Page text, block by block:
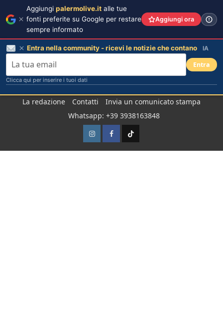
La redazione Contatti
Invia un comunicato stampa
Whatsapp: +39 3938163848
InstagramFacebook
TikTok
Aggiungi palermolive.it alle tue
fonti preferite su Google per restare
sempre informato
Aggiungi ora
Entra nella community - ricevi le notizie che contano IA
Entra
Clicca qui per inserire i tuoi dati